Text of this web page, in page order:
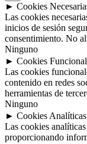
► Cookies
Las cookies
inicios de sesión
consentimiento. No
Ninguno
► Cookies
Las cookies
contenido en redes
herramientas de
Ninguno
► Cookies Analíticas
Las cookies
proporcionando